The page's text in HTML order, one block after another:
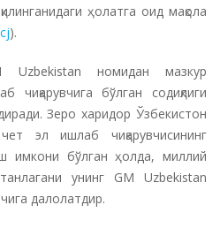
ҳолатга оид мақола
).
Uzbekistan номидан мазкур
чиқарувчига бўлган содиқлиги
Зеро харидор Ўзбекистон
эл ишлаб чиқарувчисининг
имкони бўлган ҳолда, миллий
унинг GM Uzbekistan
далолатдир.